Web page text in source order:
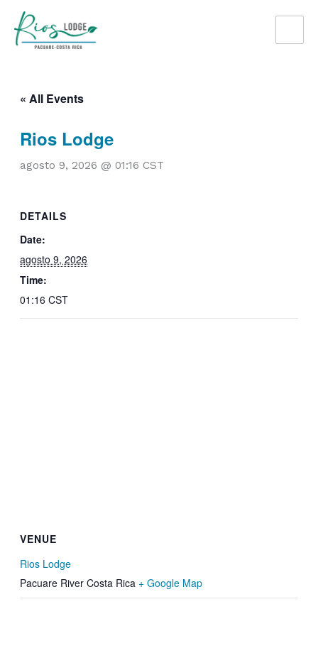
Omitir
« All Events
Rios Lodge
agosto 9, 2026 @ 01:16 CST
DETAILS
Date:
agosto 9, 2026
Time:
01:16CST
VENUE
Rios Lodge
Pacuare River Costa Rica + Google Map